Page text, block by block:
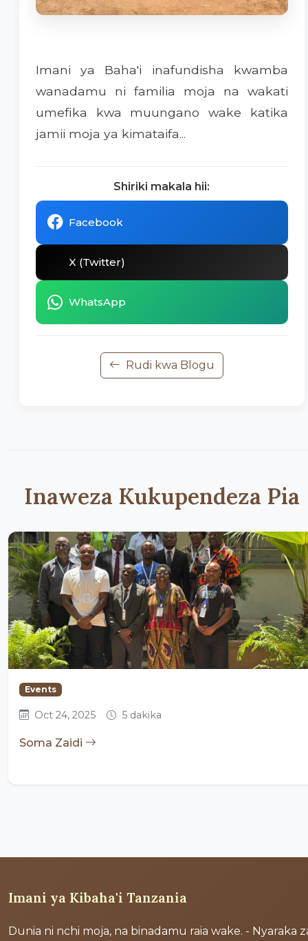
Imani ya Baha'i inafundisha kwamba
wanadamu ni familia moja na wakati
umefika kwa muungano wake katika
jamii moja ya kimataifa...
Shiriki makala hii:
Facebook
X (Twitter)
WhatsApp
Rudi kwa Blogu
Inaweza Kukupendeza Pia
Events
Oct 24, 2025 5 dakika
Soma Zaidi
Imani ya Kibaha'i Tanzania
Dunia ni nchi moja, na binadamu raia wake. - Nyaraka